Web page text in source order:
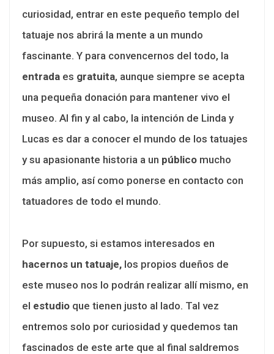
curiosidad, entrar en este pequeño templo del
tatuaje nos abrirá la mente a un mundo
fascinante. Y para convencernos del todo, la
entrada es gratuita, aunque siempre se acepta
una pequeña donación para mantener vivo el
museo. Al fin y al cabo, la intención de Linda y
Lucas es dar a conocer el mundo de los tatuajes
y su apasionante historia a un público mucho
más amplio, así como ponerse en contacto con
tatuadores de todo el mundo.
Por supuesto, si estamos interesados en
hacernos un tatuaje, los propios dueños de
este museo nos lo podrán realizar allí mismo, en
el estudio que tienen justo al lado. Tal vez
entremos solo por curiosidad y quedemos tan
fascinados de este arte que al final saldremos